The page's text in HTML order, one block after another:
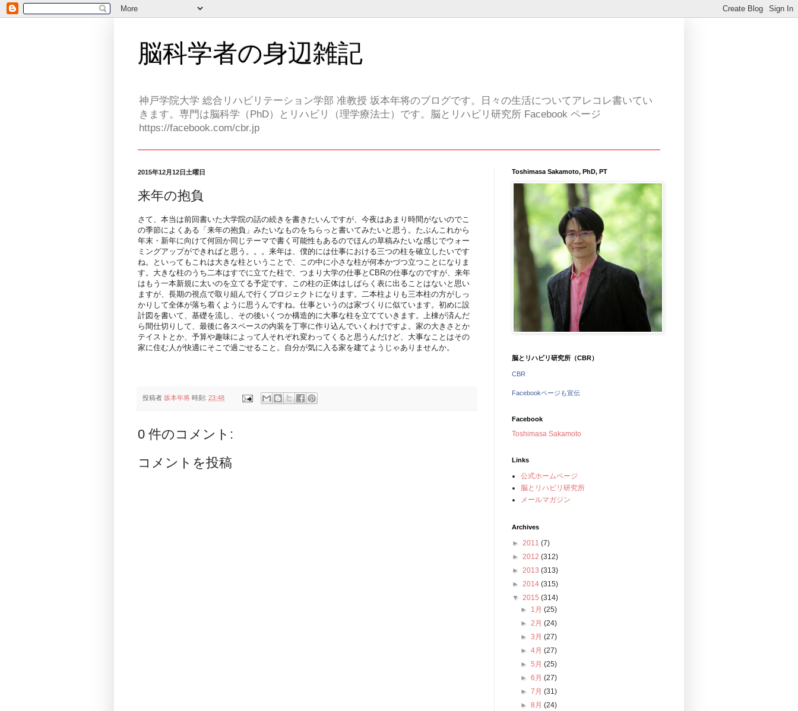
脳科学者の身辺雑記
神戸学院大学 総合リハビリテーション学部 准教授 坂本年将のブログです。日々の生活についてアレコレ書いてい
きます。専門は脳科学（PhD）とリハビリ（理学療法士）です。脳とリハビリ研究所 Facebook ページ
https://facebook.com/cbr.jp
2015年12月12日土曜日
来年の抱負
さて、本当は前回書いた大学院の話の続きを書きたいんですが、今夜はあまり時間がないのでこ
の季節によくある「来年の抱負」みたいなものをちらっと書いてみたいと思う。たぶんこれから
年末・新年に向けて何回か同じテーマで書く可能性もあるのでほんの草稿みたいな感じでウォー
ミングアップができればと思う。。。来年は、僕的には仕事における三つの柱を確立したいです
ね。といってもこれは大きな柱ということで、この中に小さな柱が何本かづつ立つことになりま
す。大きな柱のうち二本はすでに立てた柱で、つまり大学の仕事とCBRの仕事なのですが、来年
はもう一本新規に太いのを立てる予定です。この柱の正体はしばらく表に出ることはないと思い
ますが、長期の視点で取り組んで行くプロジェクトになります。二本柱よりも三本柱の方がしっ
かりして全体が落ち着くように思うんですね。仕事というのは家づくりに似ています。初めに設
計図を書いて、基礎を流し、その後いくつか構造的に大事な柱を立てていきます。上棟が済んだ
ら間仕切りして、最後に各スペースの内装を丁寧に作り込んでいくわけですよ。家の大きさとか
テイストとか、予算や趣味によって人それぞれ変わってくると思うんだけど、大事なことはその
家に住む人が快適にそこで過ごせること。自分が気に入る家を建てようじゃありませんか。
投稿者 坂本年将 時刻: 23:48
0 件のコメント:
コメントを投稿
Toshimasa Sakamoto, PhD, PT
脳とリハビリ研究所（CBR）
CBR
Facebookページも宣伝
Facebook
Toshimasa Sakamoto
Links
公式ホームページ
脳とリハビリ研究所
メールマガジン
Archives
► 2011 (7)
► 2012 (312)
► 2013 (313)
► 2014 (315)
▼ 2015 (314)
► 1月(25)
►2月(24)
►3月(27)
►4月(27)
►5月(25)
►6月(27)
►7月(31)
►8月(24)